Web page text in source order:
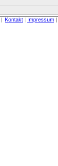
| Kontakt | Impressum |